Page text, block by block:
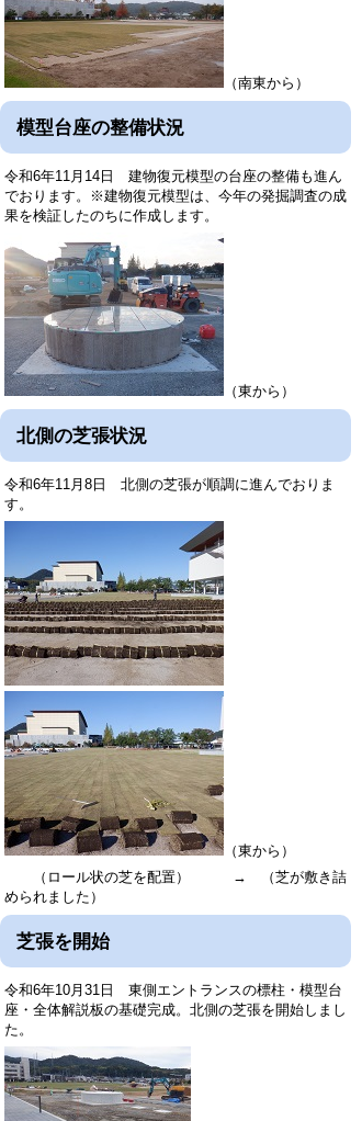
（南東から）
模型台座の整備状況
令和6年11月14日 建物復元模型の台座の整備も進ん
でおります。※建物復元模型は、今年の発掘調査の成
果を検証したのちに作成します。
（東から）
北側の芝張状況
令和6年11月8日 北側の芝張が順調に進んでおりま
す。
（東から）
（ロール状の芝を配置） → （芝が敷き詰
められました）
芝張を開始
令和6年10月31日 東側エントランスの標柱・模型台
座・全体解説板の基礎完成。北側の芝張を開始しまし
た。